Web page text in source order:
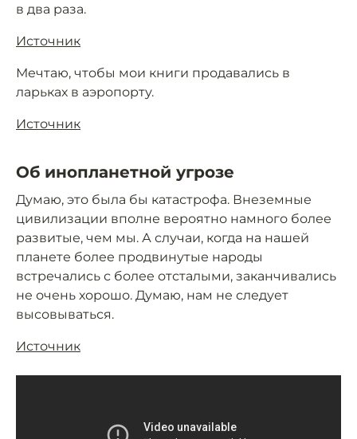
в два раза.
Источник
Мечтаю, чтобы мои книги продавались в
ларьках в аэропорту.
Источник
Об инопланетной угрозе
Думаю, это была бы катастрофа. Внеземные
цивилизации вполне вероятно намного более
развитые, чем мы. А случаи, когда на нашей
планете более продвинутые народы
встречались с более отсталыми, заканчивались
не очень хорошо. Думаю, нам не следует
высовываться.
Источник